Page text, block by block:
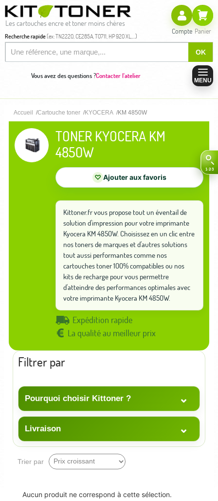
Les cartouches encre et toner moins chères
Recherche rapide(ex: TN2220, CE285A, T0711, HP 920 XL,...)
OK
Compte Panier
Vous avez des questions ?Contacter l'atelier
MENU
Accueil Cartouche toner KYOCERA KM 4850W
TONER KYOCERA KM
4850W
♡ Ajouter aux favoris
Kittoner.fr vous propose tout un éventail de
solution d'impression pour votre imprimante
Kyocera KM 4850W. Choisissez en un clic entre
nos toners de marques et d'autres solutions
tout aussi performantes comme nos
cartouches toner 100% compatibles ou nos
kits de recharge pour vous permettre
d'atteindre des performances optimales avec
votre imprimante Kyocera KM 4850W.
Expédition rapide
La qualité au meilleur prix
Filtrer par
Pourquoi choisir Kittoner ? ⌄
Livraison ⌄
Trier par
Aucun produit ne correspond à cette sélection.